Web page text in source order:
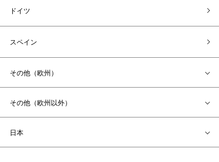
ドイツ
スペイン
その他（欧州）
その他（欧州以外）
日本